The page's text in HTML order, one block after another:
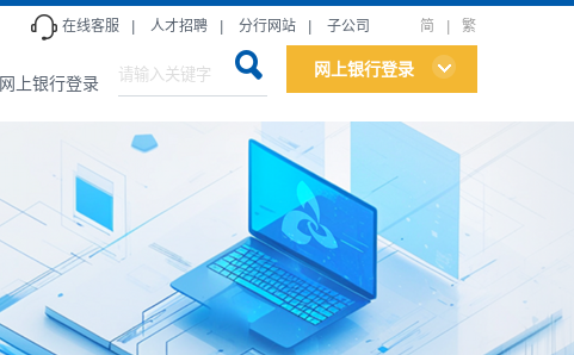
网上银行登录
网上银行登录
在线客服 人才招聘 分行网站 子公司 简 繁